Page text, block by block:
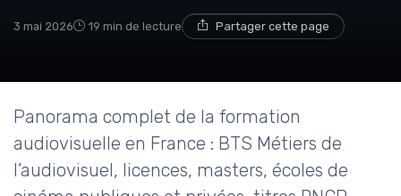
3 mai 2026 19 min de lecture Partager cette page
Panorama complet de la formation
audiovisuelle en France : BTS Métiers de
l’audiovisuel, licences, masters, écoles de